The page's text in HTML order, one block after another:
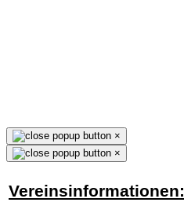
×
×
Vereinsinformationen: